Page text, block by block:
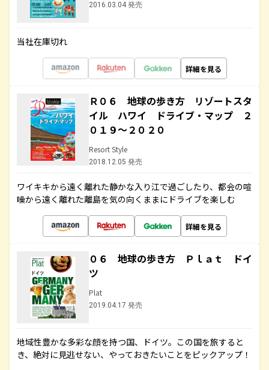
2016.03.04 発売
当社在庫切れ
詳細を見る
Ｒ０６ 地球の歩き方 リゾートスタ
イル ハワイ ドライブ・マップ ２
０１９～２０２０
Resort Style
2018.12.05 発売
ワイキキから遠く離れた静かな入り江で過ごしたり、都会の喧
噪から遠く離れた離島を気の向くままにドライブを楽しむ
詳細を見る
０６ 地球の歩き方 Ｐｌａｔ ドイ
ツ
Plat
2019.04.17 発売
地域性豊かな多彩な顔を持つ国、ドイツ。この国を旅すると
き、絶対に見逃せない、やっておきたいことをピックアップ！